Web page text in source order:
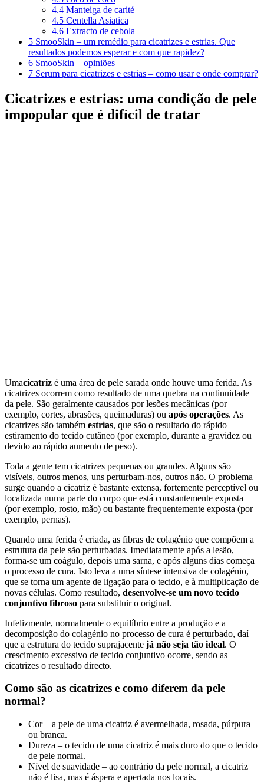
4.4 Manteiga de carité
4.5 Centella Asiatica
4.6 Extracto de cebola
5 SmooSkin – um remédio para cicatrizes e estrias. Que
resultados podemos esperar e com que rapidez?
6 SmooSkin – opiniões
7 Serum para cicatrizes e estrias – como usar e onde comprar?
Cicatrizes e estrias: uma condição de pele
impopular que é difícil de tratar
Umacicatriz é uma área de pele sarada onde houve uma ferida. As
cicatrizes ocorrem como resultado de uma quebra na continuidade
da pele. São geralmente causados por lesões mecânicas (por
exemplo, cortes, abrasões, queimaduras) ou após operações. As
cicatrizes são também estrias, que são o resultado do rápido
estiramento do tecido cutâneo (por exemplo, durante a gravidez ou
devido ao rápido aumento de peso).
Toda a gente tem cicatrizes pequenas ou grandes. Alguns são
visíveis, outros menos, uns perturbam-nos, outros não. O problema
surge quando a cicatriz é bastante extensa, fortemente perceptível ou
localizada numa parte do corpo que está constantemente exposta
(por exemplo, rosto, mão) ou bastante frequentemente exposta (por
exemplo, pernas).
Quando uma ferida é criada, as fibras de colagénio que compõem a
estrutura da pele são perturbadas. Imediatamente após a lesão,
forma-se um coágulo, depois uma sarna, e após alguns dias começa
o processo de cura. Isto leva a uma síntese intensiva de colagénio,
que se torna um agente de ligação para o tecido, e à multiplicação de
novas células. Como resultado, desenvolve-se um novo tecido
conjuntivo fibroso para substituir o original.
Infelizmente, normalmente o equilíbrio entre a produção e a
decomposição do colagénio no processo de cura é perturbado, daí
que a estrutura do tecido suprajacente já não seja tão ideal. O
crescimento excessivo de tecido conjuntivo ocorre, sendo as
cicatrizes o resultado directo.
Como são as cicatrizes e como diferem da pele
normal?
Cor – a pele de uma cicatriz é avermelhada, rosada, púrpura
ou branca.
Dureza – o tecido de uma cicatriz é mais duro do que o tecido
de pele normal.
Nível de suavidade – ao contrário da pele normal, a cicatriz
não é lisa, mas é áspera e apertada nos locais.